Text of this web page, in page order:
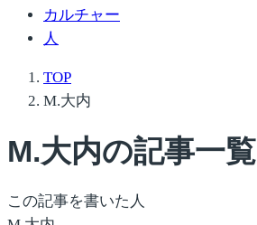
カルチャー
人
TOP
M.大内
M.大内の記事一覧
この記事を書いた人